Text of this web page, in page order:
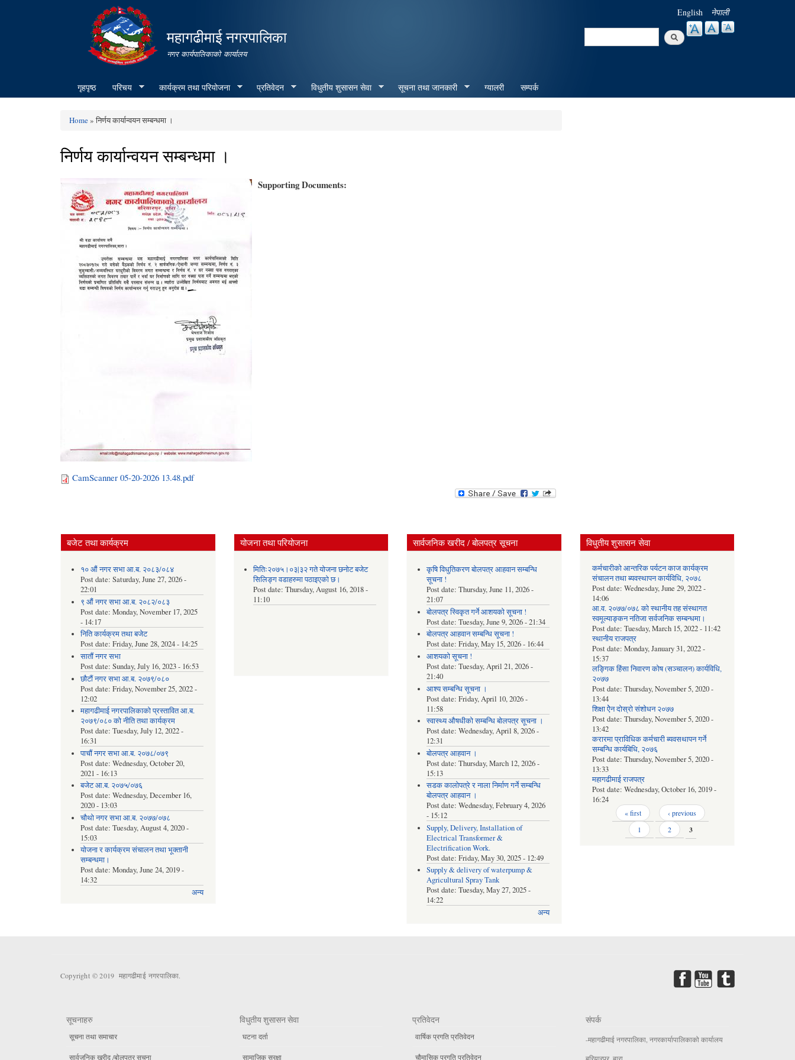
महागढीमाई नगरपालिका
नगर कार्यपालिकाको कार्यालय
English नेपाली
Search
गृहपृष्ठ परिचय कार्यक्रम तथा परियोजना प्रतिवेदन विधुतीय शुसासन सेवा सूचना तथा जानकारी ग्यालरी सम्पर्क
Home» निर्णय कार्यान्वयन सम्बन्धमा ।
निर्णय कार्यान्वयन सम्बन्धमा ।
Supporting Documents:
CamScanner 05-20-2026 13.48.pdf
बजेट तथा कार्यक्रम
१० औं नगर सभा आ.ब. २०८३/०८४
Post date: Saturday, June 27, 2026 -
22:01
९ औं नगर सभा आ.ब. २०८२/०८३
Post date: Monday, November 17, 2025
- 14:17
निति कार्यक्रम तथा बजेट
Post date: Friday, June 28, 2024 - 14:25
सातौं नगर सभा
Post date: Sunday, July 16, 2023 - 16:53
छौटौं नगर सभा आ.ब. २०७९/०८०
Post date: Friday, November 25, 2022 -
12:02
महागढीमाई नगरपालिकाको प्रस्तावित आ.ब.
२०७९/०८० को नीति तथा कार्यक्रम
Post date: Tuesday, July 12, 2022 -
16:31
पाचौं नगर सभा आ.ब. २०७८/०७९
Post date: Wednesday, October 20,
2021 - 16:13
बजेट आ.ब. २०७५/०७६
Post date: Wednesday, December 16,
2020 - 13:03
चौथो नगर सभा आ.ब. २०७७/०७८
Post date: Tuesday, August 4, 2020 -
15:03
योजना र कार्यक्रम संचालन तथा भूक्तानी
सम्बन्धमा।
Post date: Monday, June 24, 2019 -
14:32
अन्य
योजना तथा परियोजना
मितिः२०७५।०३|३२ गते योजना छनोट बजेट
सिलिङ्ग वडाहरुमा पठाइएको छ​।
Post date:Thursday, August 16, 2018 -
11:10
सार्वजनिक खरीद / बोलपत्र सूचना
कृषि विधुतिकरण बोलपत्र आहवान सम्बन्धि
सूचना !
Post date: Thursday, June 11, 2026 -
21:07
बोलपत्र स्विकृत गर्ने आशयको सूचना !
Post date: Tuesday, June 9, 2026 - 21:34
बोलपत्र आहवान सम्बन्धि सूचना !
Post date: Friday, May 15, 2026 - 16:44
आशयको सूचना !
Post date: Tuesday, April 21, 2026 -
21:40
आश्य सम्बन्धि सूचना ।
Post date: Friday, April 10, 2026 -
11:58
स्वास्थ्य औषधीको सम्बन्धि बोलपत्र सूचना ।
Post date: Wednesday, April 8, 2026 -
12:31
बोलपत्र आहवान ।
Post date: Thursday, March 12, 2026 -
15:13
सडक कालोपत्रे र नाला निर्माण गर्ने सम्बन्धि
बोलपत्र आहवान ।
Post date: Wednesday, February 4, 2026
- 15:12
Supply, Delivery, Installation of
Electrical Transformer &
Electrification Work.
Post date: Friday, May 30, 2025 - 12:49
Supply & delivery of waterpump &
Agricultural Spray Tank
Post date: Tuesday, May 27, 2025 -
14:22
अन्य
विधुतीय शुसासन सेवा
कर्मचारीको आन्तरिक पर्यटन काज कार्यक्रम
संचालन तथा ब्यवस्थापन कार्यविधि, २०७८
Post date: Wednesday, June 29, 2022 -
14:06
आ.व. २०७७/०७८ को स्थानीय तह संस्थागत
स्वमूल्याङ्कन नतिजा सर्वजनिक सम्बन्धमा।
Post date: Tuesday, March 15, 2022 - 11:42
स्थानीय राजपत्र
Post date: Monday, January 31, 2022 -
15:37
लङ्गिक हिंसा निवारण कोष (सञ्‍चालन) कार्यविधि,
२०७७
Post date: Thursday, November 5, 2020 -
13:44
शिक्षा ऐेन दोस्रो संशोधन २०७७
Post date: Thursday, November 5, 2020 -
13:42
करारमा प्राविधिक कर्मचारी ब्यवसथापन गर्ने
सम्बन्धि कार्यबिधि, २०७६
Post date: Thursday, November 5, 2020 -
13:33
महागढीमाई राजपत्र
Post date: Wednesday, October 16, 2019 -
16:24
Pages « first
‹ previous
1
2 3
Copyright © 2019 महागढीमाई नगरपालिका.
सूचनाहरु
सूचना तथा समाचार
सार्वजनिक खरीद /बोलपत्र सूचना
विधुतीय शुसासन सेवा
घटना दर्ता
सामाजिक सुरक्षा
प्रतिवेदन
वार्षिक प्रगति प्रतिवेदन
चौमासिक प्रगति प्रतिवेदन
संपर्क
-महागढीमाई नगरपालिका, नगरकार्यापालिकाको कार्यालय